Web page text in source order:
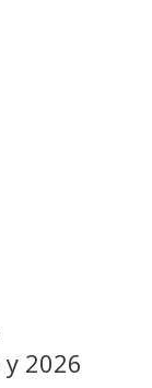
2026